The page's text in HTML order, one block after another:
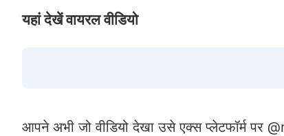
यहां देखें वायरल वीडियो
आपने अभी जो वीडियो देखा उसे एक्स प्लेटफॉर्म